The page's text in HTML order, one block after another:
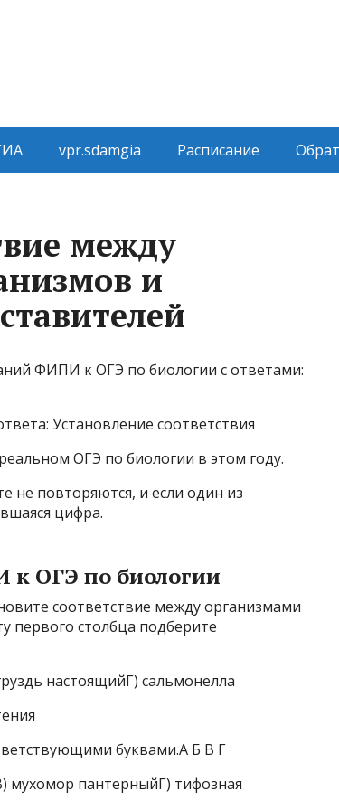
vpr.sdamgia Расписание
между
и
ФИПИ к ОГЭ по биологии с ответами:
Установление соответствия
ОГЭ по биологии в этом году.
не повторяются, и если один из
цифра.
к ОГЭ по биологии
соответствие между организмами
первого столбца подберите
настоящийГ) сальмонелла
буквами.А Б В Г
мухомор пантерныйГ) тифозная